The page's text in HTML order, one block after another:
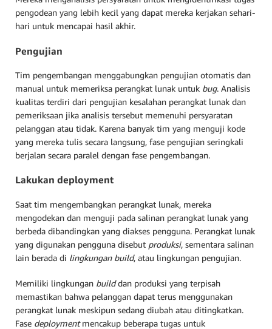
pengodean yang lebih kecil yang dapat mereka kerjakan sehari-
hari untuk mencapai hasil akhir.
Pengujian
Tim pengembangan menggabungkan pengujian otomatis dan
manual untuk memeriksa perangkat lunak untuk bug. Analisis
kualitas terdiri dari pengujian kesalahan perangkat lunak dan
pemeriksaan jika analisis tersebut memenuhi persyaratan
pelanggan atau tidak. Karena banyak tim yang menguji kode
yang mereka tulis secara langsung, fase pengujian seringkali
berjalan secara paralel dengan fase pengembangan.
Lakukan deployment
Saat tim mengembangkan perangkat lunak, mereka
mengodekan dan menguji pada salinan perangkat lunak yang
berbeda dibandingkan yang diakses pengguna. Perangkat lunak
yang digunakan pengguna disebut produksi, sementara salinan
lain berada di lingkungan build, atau lingkungan pengujian.
Memiliki lingkungan builddan produksi yang terpisah
memastikan bahwa pelanggan dapat terus menggunakan
perangkat lunak meskipun sedang diubah atau ditingkatkan.
Fase deploymentmencakup beberapa tugas untuk